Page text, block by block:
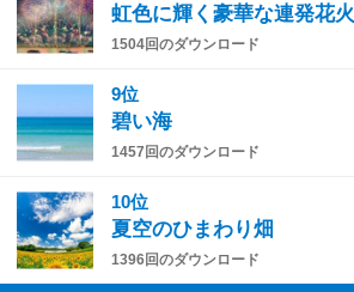
虹色に輝く豪華な連発花火
1504回のダウンロード
9位
碧い海
1457回のダウンロード
10位
夏空のひまわり畑
1396回のダウンロード